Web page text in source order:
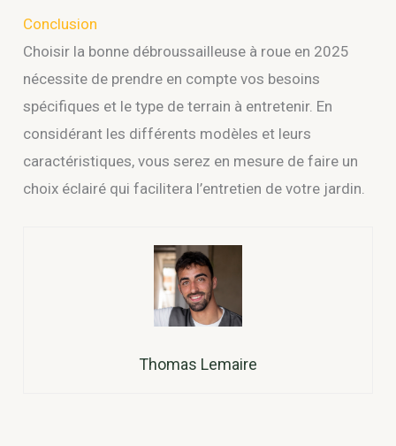
Conclusion
Choisir la bonne débroussailleuse à roue en 2025
nécessite de prendre en compte vos besoins
spécifiques et le type de terrain à entretenir. En
considérant les différents modèles et leurs
caractéristiques, vous serez en mesure de faire un
choix éclairé qui facilitera l’entretien de votre jardin.
Thomas Lemaire